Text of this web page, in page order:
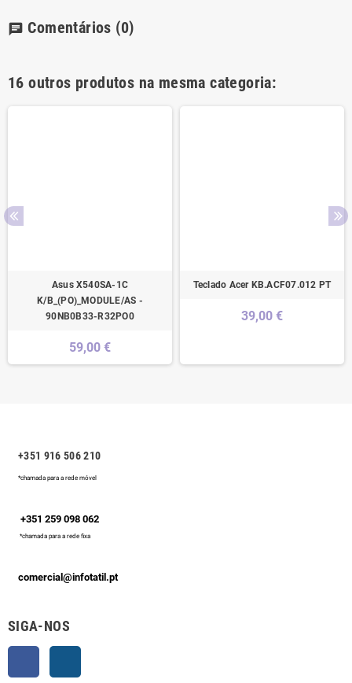
chat Comentários (0)
16 outros produtos na mesma categoria:
Asus X540SA-1C
K/B_(PO)_MODULE/AS -
90NB0B33-R32PO0
59,00 €
Teclado Acer KB.ACF07.012 PT
39,00 €
+351 916 506 210
*chamada para a rede móvel
+351 259 098 062
*chamada para a rede fixa
comercial@infotatil.pt
SIGA-NOS